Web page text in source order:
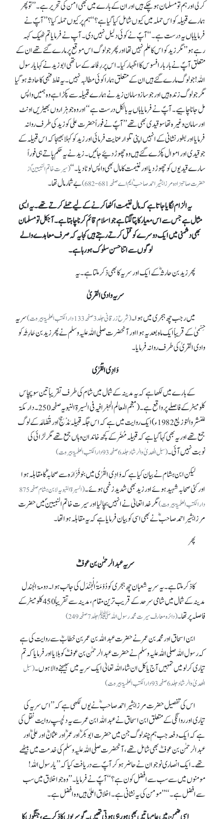
کرلی اور ہم تو مسلمان ہو چکے ہیں اور ان کے بارے میں بھی امن کی تحریر ہے۔ ’’تو پھر
ہمارے قبیلہ کو اس حملہ میں کیوں شامل کیا گیا ہے؟‘‘ ہم پر کیوں حملہ کیا؟ ’’آپؐ نے
فرمایا ہاں یہ درست ہے۔‘‘ آپؐ نے کوئی دلیل نہیں دی۔ آپ نے فرمایا تم ٹھیک کہہ
رہے ہو ’’مگر زید کو اس کا علم نہیں تھا اور پھر جو لوگ اس موقع پر مارے گئے تھے ان کے
متعلق آپؐ نے بار بار افسوس کا اظہار کیا۔ اس پر رِفَاعہ کے ساتھی ابو زید نے کہا یا رسول
اللہ! جو لوگ مارے گئے ہیں ان کے متعلق ہمارا کوئی مطالبہ نہیں۔ یہ غلط فہمی کا حادثہ ہو گیا
مگر جو لوگ زندہ ہیں اور جو سازو سامان زید نے ہمارے قبیلہ سے پکڑا ہے وہ ہمیں واپس
مل جانا چاہیے۔ آپؐ نے فرمایا ہاں یہ بالکل درست ہے‘‘ اور وہ جو ہزاروں بھیڑیں اونٹ
اور سامان وغیرہ تھا سو قیدی بھی تھے ’’آپؐ نے فوراً حضرت علی کو زید کی طرف روانہ
فرمایا اور بطور نشانی کے انہیں اپنی تلوار عنایت فرمائی اور زید کو کہلا بھیجا کہ اس قبیلہ کے
جو قیدی اور اموال پکڑے گئے ہیں وہ چھوڑ دئیے جائیں۔ زید نے یہ حکم پاتے ہی فوراً
سارے قیدیوں کو چھوڑ دیا اور غنیمت کا مال بھی واپس لوٹا دیا۔‘‘(سیرت خاتم النبیینؐ از
حضرت صاحبزادہ مرزا بشیر احمد صاحبؓ ایم اے صفحہ 681-682)
بےشمار مال تھا۔
یہ الزام لگایا جاتا ہے کہ مال غنیمت اکٹھا کرنے کے لیے حملے کرتے تھے۔ یہ ایسی
مثال ہے جس سے اس معیار کا پتالگتا ہے جو اسلام قائم کرنا چاہتا ہے۔ آجکل تو مسلمان
بھی دشمنی میں ایک دوسرے کو قتل کرتے رہتے ہیں کجا یہ کہ صرف معاہدے والے
لوگوں سے اتنا حسن سلوک ہو رہا ہے۔
پھر زید بن حارثہؓ کے ایک اور سریہ کا بھی ذکر ملتا ہے۔ یہ
سریہ وادی القریٰ
میں رجب چھ ہجری میں ہوا۔(شرح زرقانی جلد 3 صفحہ133 دار الکتب العلمیۃ بیروت)
سریہ
حِسْمیٰ کے قریباً ایک ماہ بعد یہ ہوا اور آنحضرت صلی اللہ علیہ وسلم نے پھر زید بن حَارِثَہ کو
وادی القریٰ کی طرف روانہ فرمایا۔
وَادِی الْقُرٰی
کے بارے میں لکھا ہے کہ یہ مدینہ کے شمال میں شام کی طرف تقریباً تین سو پچاس
کلو میٹر کے فاصلے پر واقع ہے۔ (معجم المعالم الجغرافیہ فی السیرۃ النبویہ صفحہ 250۔ دار مكۃ
للنشر والتوزيع 1982ء)ایک روایت میں ہے کہ اس جگہ قبیلہ مَذْحِجْ اور قُضَاعَہ کے لوگ
جمع تھے اور یہ بھی کہا گیا ہے کہ قبیلہ مُضَر کے کچھ خاندان وہاں جمع تھے مگر لڑائی کی
نوبت نہیں آئی۔(سبل الھدیٰ والرشاد جلد6صفحہ 93دارالکتب العلمیۃ بیروت)
لیکن ابن ہشام نے بیان کیا ہے کہ وَادِی القُرٰی میں بنو فَزَارَہ سے صحابہؓ کا مقابلہ ہوا
اور کئی صحابہ شہید ہوئے اور زید بھی شدید زخمی ہوئے۔
(السیرۃ النبویہ لابن ہشام صفحہ875
دار الکتب العلمیۃ بیروت)مگر خدا تعالیٰ نے انہیں بچا لیا اور سیرت خاتم النبیینؐ میں حضرت
مرزا بشیر احمد صاحبؓ نے بھی اسی کو بیان فرمایا ہے کہ یہ مقابلہ ہوا تھا۔
پھر
سریہ عبدالرحمٰن بن عوفؓ
کا ذکر ملتا ہے۔ یہ سریہ شعبان چھ ہجری کو دُوْمَۃُ الْجَنْدَل کی جانب ہوا۔ دومۃ الجندل
مدینہ کے شمال میں شامی سرحد کے قریب ترین مقام، مدینہ سے تقریباً 450 کلو میٹر کے
فاصلہ پر تھا۔(دائرہ معارف سیرت محمد رسول اللہﷺ جلد7 صفحہ249)
ابن اسحاق اور محمد بن عمر نے حضرت عبداللہ بن عمر بن خطابؓ سے روایت کی ہے
کہ رسول اللہ صلی اللہ علیہ وسلم نے حضرت عبدالرحمٰن بن عوفؓ کو بلایا اور فرمایا کہ تم
تیاری کر لو میں تمہیں آج یا کل ان شاءاللہ تعالیٰ ایک سریہ میں بھیجنے والا ہوں۔(سبل
الھدیٰ والرشاد جلد6صفحہ 93 دارالکتب العلمیۃ بیروت)
اس کی تفصیل حضرت مرزا بشیر احمد صاحبؓ نے یوں لکھی ہے کہ ’’اس سریہ کی
تیاری اور روانگی کے متعلق ابن اسحاق نے عبداللہ ابن عمر سے یہ دلچسپ روایت نقل کی
ہے کہ ایک دفعہ جب ہم چند لوگ جن میں حضرت ابوبکرؓ اور عمرؓ اور عثمانؓ اور علیؓ اور
عبدالرحمٰن بن عوفؓ بھی شامل تھے، آنحضرت صلی اللہ علیہ وسلم کی خدمت میں بیٹھے
تھے۔ ایک انصاری نوجوان نے حاضر ہو کر آپؐ سے دریافت کیا کہ ’’یارسول اللہ!
مومنوں میں سے سب سے افضل کون ہے؟‘‘آپؐ نے فرمایا۔ ’’وہ جو اخلاق میں سب
سے افضل ہے۔‘‘’’ مومن کی یہ نشانی ہے۔ اخلاق اعلیٰ ہیں وہ افضل ہے۔